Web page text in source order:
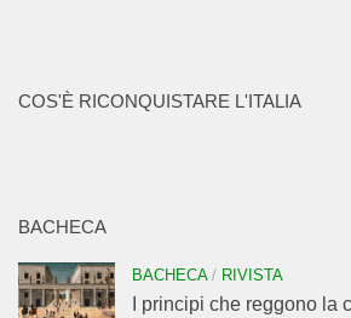
COS'È RICONQUISTARE L'ITALIA
BACHECA
BACHECA/ RIVISTA
I principi che reggono la